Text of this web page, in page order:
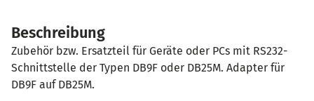
Beschreibung
Zubehör bzw. Ersatzteil für Geräte oder PCs mit RS232-
Schnittstelle der Typen DB9F oder DB25M. Adapter für
DB9F auf DB25M.